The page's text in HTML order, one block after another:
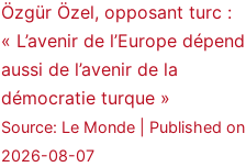
hauro.
ܟܫܝܪܘܬܐ ܒܘܠܝܬܐ ܚܘܪܐ
28 249
Twitter
Özgür Özel, opposant turc :
« L’avenir de l’Europe dépend
aussi de l’avenir de la
démocratie turque »
Source: Le Monde
Published on
2026-08-07